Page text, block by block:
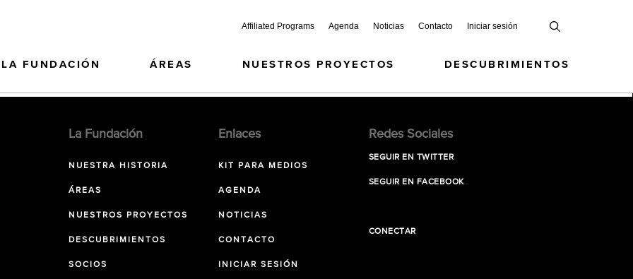
Affiliated Programs Agenda Noticias Contacto Iniciar sesión
LA FUNDACIÓN ÁREAS NUESTROS PROYECTOS DESCUBRIMIENTOS
La Fundación
NUESTRA HISTORIA
ÁREAS
NUESTROS PROYECTOS
DESCUBRIMIENTOS
SOCIOS
Enlaces
KIT PARA MEDIOS
AGENDA
NOTICIAS
CONTACTO
INICIAR SESIÓN
Redes Sociales
SEGUIR EN TWITTER
SEGUIR EN FACEBOOK
CONECTAR